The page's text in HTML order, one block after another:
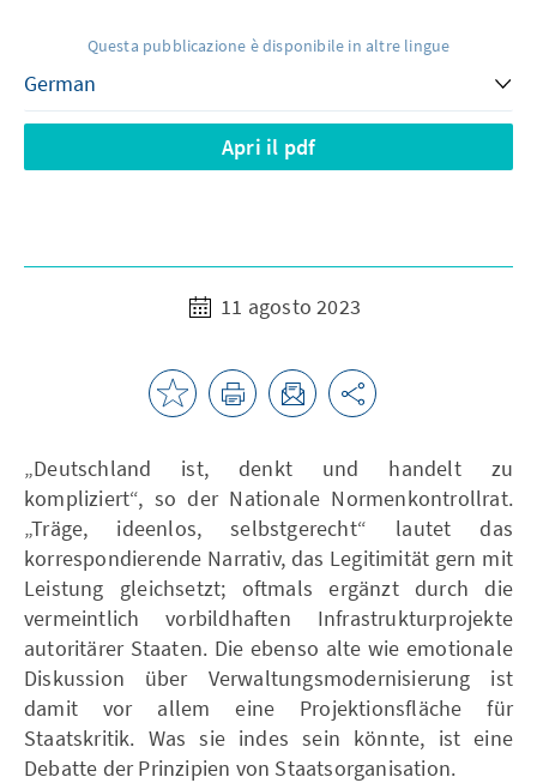
Questa pubblicazione è disponibile in altre lingue
Apri il pdf
11 agosto 2023
„Deutschland ist, denkt und handelt zu
kompliziert“, so der Nationale Normenkontrollrat.
„Träge, ideenlos, selbstgerecht“ lautet das
korrespondierende Narrativ, das Legitimität gern mit
Leistung gleichsetzt; oftmals ergänzt durch die
vermeintlich vorbildhaften Infrastrukturprojekte
autoritärer Staaten. Die ebenso alte wie emotionale
Diskussion über Verwaltungsmodernisierung ist
damit vor allem eine Projektionsfläche für
Staatskritik. Was sie indes sein könnte, ist eine
Debatte der Prinzipien von Staatsorganisation.